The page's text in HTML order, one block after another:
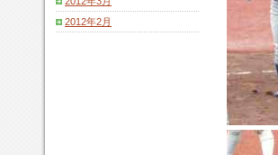
2012年2月